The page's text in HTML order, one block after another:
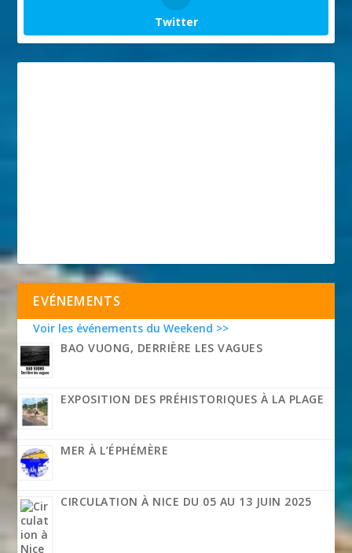
Twitter
EVÉNEMENTS
Voir les événements du Weekend >>
BAO VUONG, DERRIÈRE LES VAGUES
EXPOSITION DES PRÉHISTORIQUES À LA PLAGE
MER À L’ÉPHÉMÈRE
CIRCULATION À NICE DU 05 AU 13 JUIN 2025